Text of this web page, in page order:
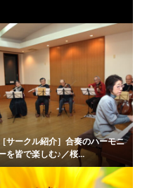
［サークル紹介］合奏のハーモニ
を皆で楽しむ♪／桜...